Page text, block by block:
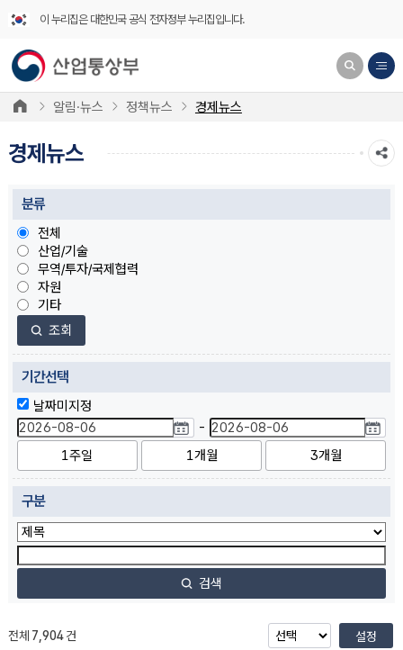
이 누리집은 대한민국 공식 전자정부 누리집입니다.
알림·뉴스 정책뉴스 경제뉴스
경제뉴스
분류
전체
산업/기술
무역/투자/국제협력
자원
기타
조회
기간선택
날짜미지정
-
1주일
1개월 3개월
구분
검색
전체 7,904건 설정